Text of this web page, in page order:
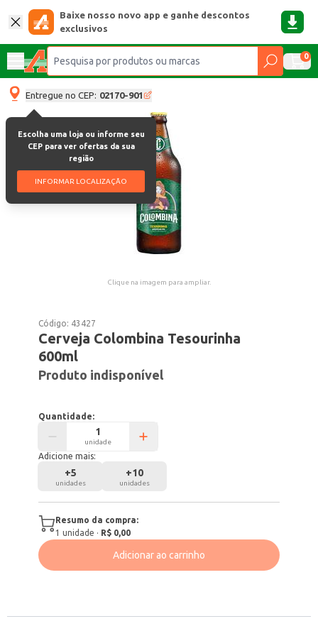
Baixe nosso novo app e ganhe descontos
exclusivos
0
Entregue no CEP: 02170-901
Escolha uma loja ou informe seu
CEP para ver ofertas da sua
região
INFORMAR LOCALIZAÇÃO
Clique na imagem para ampliar.
Código: 43427
Cerveja Colombina Tesourinha
600ml
Produto indisponível
Quantidade:
unidade
Adicione mais:
+5
unidades
+10
unidades
Resumo da compra:
1 unidade · R$ 0,00
Adicionar ao carrinho